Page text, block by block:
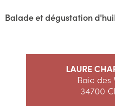
Balade et dégustation
LAURE
Baie des
34700